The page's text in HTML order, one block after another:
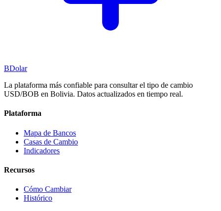
BDolar
La plataforma más confiable para consultar el tipo de cambio
USD/BOB en Bolivia. Datos actualizados en tiempo real.
Plataforma
Mapa de Bancos
Casas de Cambio
Indicadores
Recursos
Cómo Cambiar
Histórico